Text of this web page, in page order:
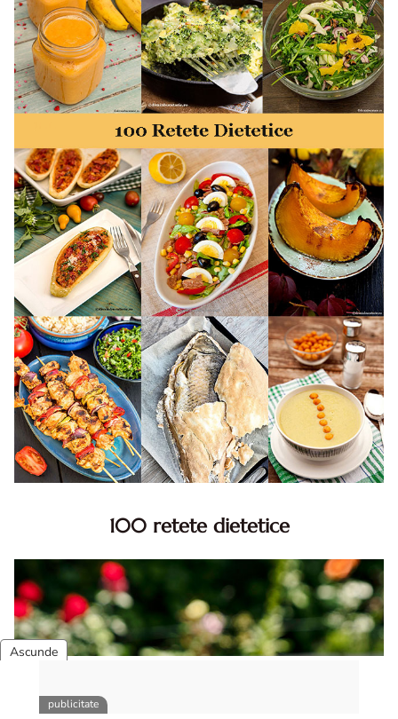
100 retete dietetice
dietetice. Idei retete dietetice. 100 Retete mancare
pentru dieta.